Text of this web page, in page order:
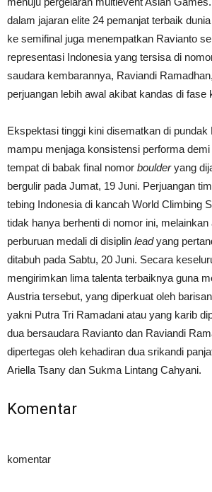
dalam jajaran elite 24 pemanjat terbaik
ke semifinal juga menempatkan Ravianto
representasi Indonesia yang tersisa di
saudara kembarannya, Raviandi
perjuangan lebih awal akibat kandas di fase
Ekspektasi tinggi kini disematkan di pundak
mampu menjaga konsistensi performa
tempat di babak final nomor boulderyang
bergulir pada Jumat, 19 Juni. Perjuangan
tebing Indonesia di kancah World Climbing
tidak hanya berhenti di nomor ini,
perburuan medali di disiplin leadyang
ditabuh pada Sabtu, 20 Juni. Secara
mengirimkan lima talenta terbaiknya guna
Austria tersebut, yang diperkuat oleh
yakni Putra Tri Ramadani atau yang karib
dua bersaudara Ravianto dan Raviandi
dipertegas oleh kehadiran dua srikandi
Ariella Tsany dan Sukma Lintang Cahyani.
Komentar
komentar